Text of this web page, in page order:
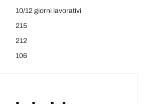
10/12 giorni lavorativi
215
212
106